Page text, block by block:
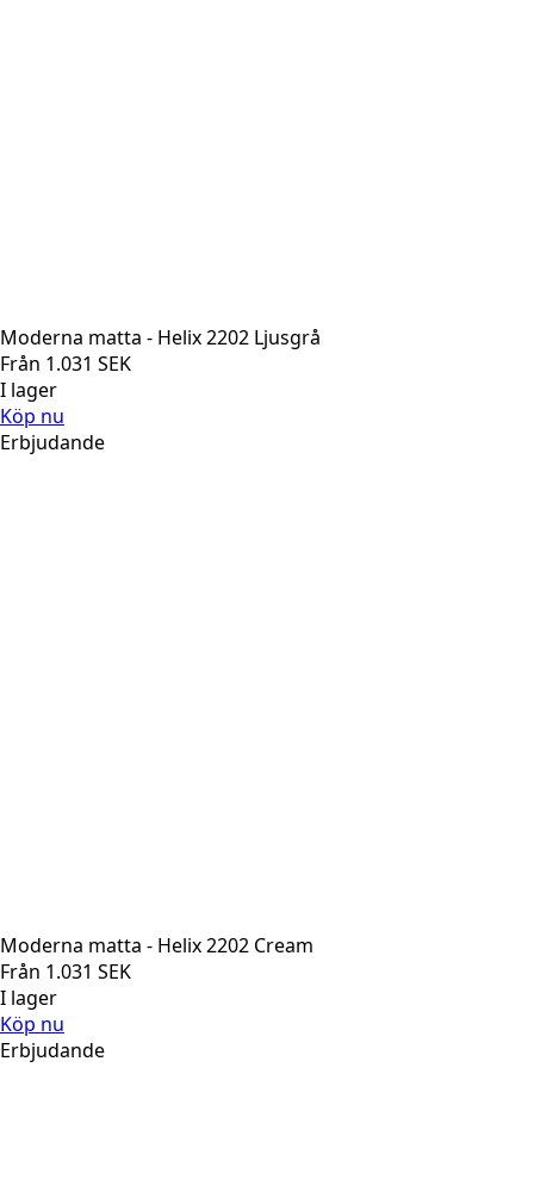
Moderna matta - Helix 2202 Ljusgrå
Från 1.031 SEK
I lager
Köp nu
Erbjudande
Moderna matta - Helix 2202 Cream
Från 1.031 SEK
I lager
Köp nu
Erbjudande